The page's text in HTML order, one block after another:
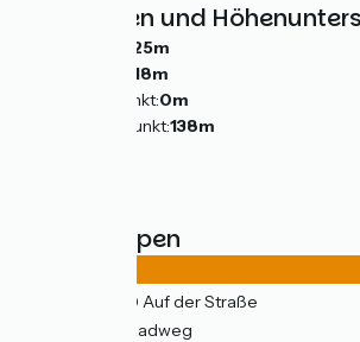
Steigungen und
225m
218m
Tiefster Punkt:0m
Höchster Punkt:138m
Straßentypen
(84%) Auf der Straße
(16%) Radweg